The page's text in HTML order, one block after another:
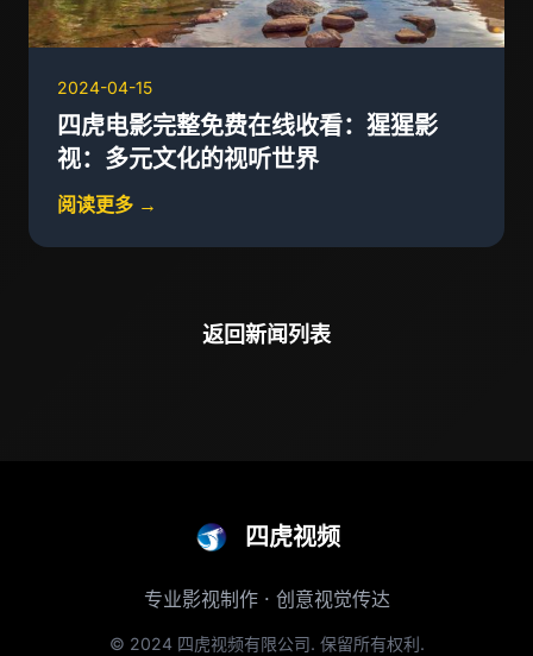
2024-04-15
四虎电影完整免费在线收看：猩猩影
视：多元文化的视听世界
阅读更多 →
返回新闻列表
四虎视频
专业影视制作 · 创意视觉传达
© 2024 四虎视频有限公司. 保留所有权利.